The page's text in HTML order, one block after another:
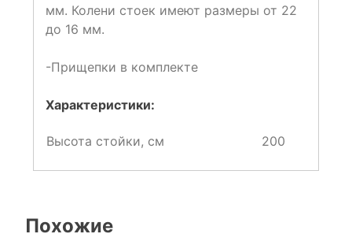
мм. Колени стоек имеют размеры от 22
до 16 мм.
-Прищепки в комплекте
Характеристики:
Высота стойки, см 200
Похожие